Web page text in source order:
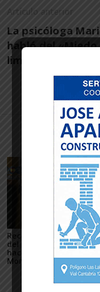
Artículo anterior
La psicóloga
habló del «Miedo
limitaciones»
Recuperado un relieve
del siglo XVI robado
hace 16 años del
Monasterio de Fitero